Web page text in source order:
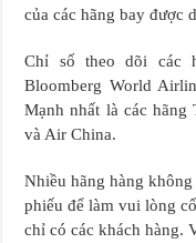
của các hãng bay được
Chỉ số theo dõi các
Bloomberg World
Mạnh nhất là các hãng
và Air China.
Nhiều hãng hàng
phiếu để làm vui lòng
chỉ có các khách hàng.